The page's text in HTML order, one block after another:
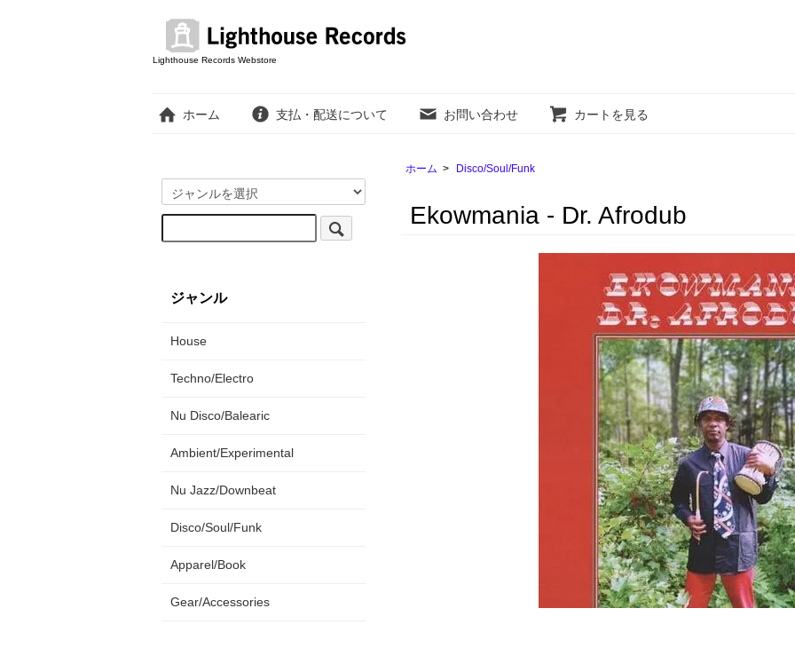
Lighthouse Records Webstore
ホーム 支払・配送について お問い合わせ カートを見る
ホーム > Disco/Soul/Funk
Ekowmania - Dr. Afrodub
ジャンル
House
Techno/Electro
Nu Disco/Balearic
Ambient/Experimental
Nu Jazz/Downbeat
Disco/Soul/Funk
Apparel/Book
Gear/Accessories